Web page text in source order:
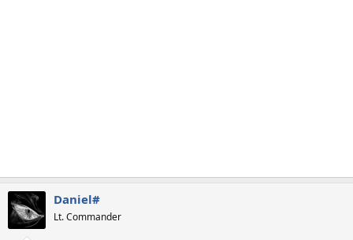
Daniel#
Lt. Commander